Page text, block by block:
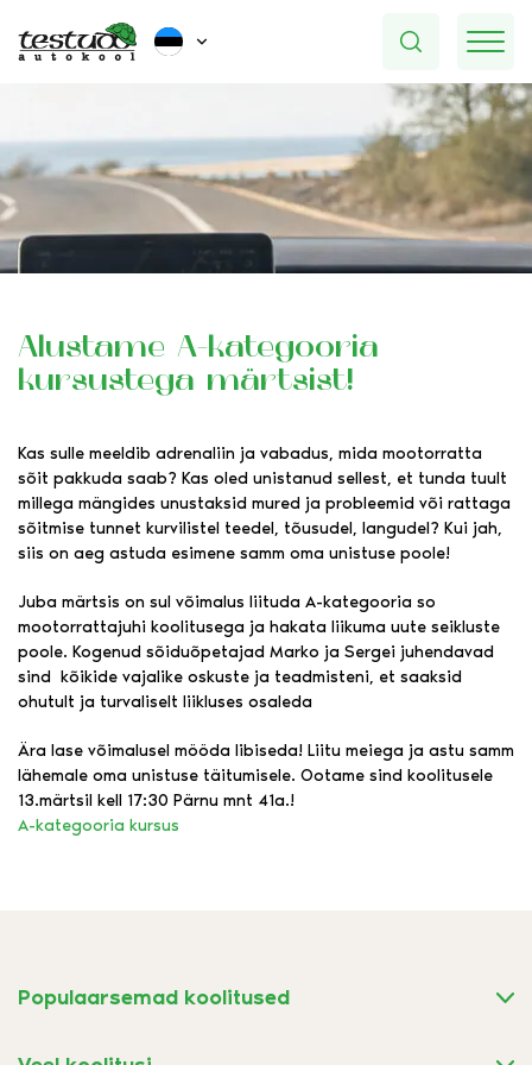
Alustame A-kategooria
kursustega märtsist!
Kas sulle meeldib adrenaliin ja vabadus, mida mootorratta
sõit pakkuda saab? Kas oled unistanud sellest, et tunda tuult
millega mängides unustaksid mured ja probleemid või rattaga
sõitmise tunnet kurvilistel teedel, tõusudel, langudel? Kui jah,
siis on aeg astuda esimene samm oma unistuse poole!
Juba märtsis on sul võimalus liituda A-kategooria so
mootorrattajuhi koolitusega ja hakata liikuma uute seikluste
poole. Kogenud sõiduõpetajad Marko ja Sergei juhendavad
sind kõikide vajalike oskuste ja teadmisteni, et saaksid
ohutult ja turvaliselt liikluses osaleda
Ära lase võimalusel mööda libiseda! Liitu meiega ja astu samm
lähemale oma unistuse täitumisele. Ootame sind koolitusele
13.märtsil kell 17:30 Pärnu mnt 41a.!
A-kategooria kursus
Populaarsemad koolitused